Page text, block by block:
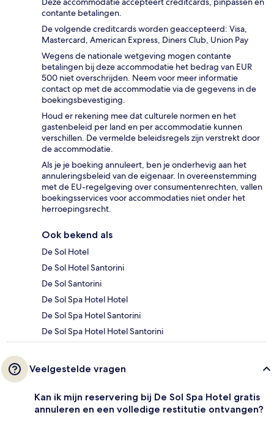
contante betalingen.
De volgende creditcards worden geaccepteerd: Visa,
Mastercard, American Express, Diners Club, Union Pay
Wegens de nationale wetgeving mogen contante
betalingen bij deze accommodatie het bedrag van EUR
500 niet overschrijden. Neem voor meer informatie
contact op met de accommodatie via de gegevens in de
boekingsbevestiging.
Houd er rekening mee dat culturele normen en het
gastenbeleid per land en per accommodatie kunnen
verschillen. De vermelde beleidsregels zijn verstrekt door
de accommodatie.
Als je je boeking annuleert, ben je onderhevig aan het
annuleringsbeleid van de eigenaar. In overeenstemming
met de EU-regelgeving over consumentenrechten, vallen
boekingsservices voor accommodaties niet onder het
herroepingsrecht.
Ook bekend als
De Sol Hotel
De Sol Hotel Santorini
De Sol Santorini
De Sol Spa Hotel Hotel
De Sol Spa Hotel Santorini
De Sol Spa Hotel Hotel Santorini
Veelgestelde vragen
Kan ik mijn reservering bij De Sol Spa Hotel gratis
annuleren en een volledige restitutie ontvangen?